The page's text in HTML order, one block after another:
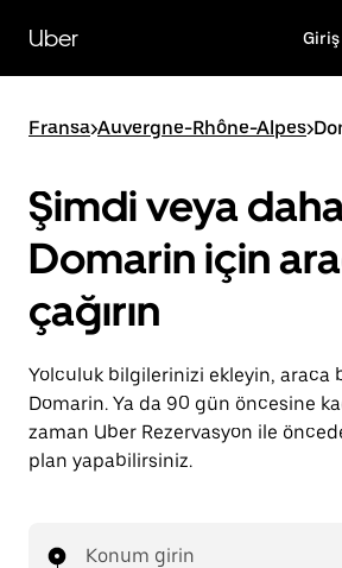
içeriğe
gidinUber Giriş
Fransa>Auvergne-Rhône-Alpes>
Şimdi veya
Domarin için
çağırın
Yolculuk bilgilerinizi ekleyin, araca
Domarin. Ya da 90 gün öncesine
zaman Uber Rezervasyon ile
plan yapabilirsiniz.
Konum girin